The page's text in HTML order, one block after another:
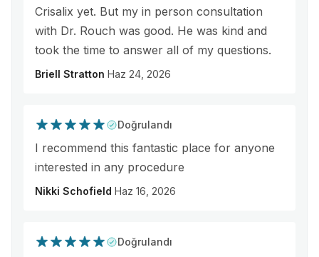
Crisalix yet. But my in person consultation
with Dr. Rouch was good. He was kind and
took the time to answer all of my questions.
Briell Stratton Haz 24, 2026
Doğrulandı
I recommend this fantastic place for anyone
interested in any procedure
Nikki Schofield Haz 16, 2026
Doğrulandı